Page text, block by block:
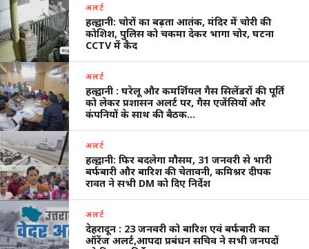
अलर्ट
हल्द्वानी: चोरों का बढ़ता आतंक, मंदिर में चोरी की
कोशिश, पुलिस को चकमा देकर भागा चोर, घटना
CCTV में कैद
अलर्ट
हल्द्वानी : घरेलू और कमर्शियल गैस सिलेंडरों की पूर्ति
को लेकर प्रशासन अलर्ट पर, गैस एजेंसियों और
कंपनियों के साथ की बैठक…
अलर्ट
हल्द्वानी: फिर बदलेगा मौसम, 31 जनवरी से भारी
बर्फबारी और बारिश की चेतावनी, कमिश्नर दीपक
रावत ने सभी DM को दिए निर्देश
अलर्ट
देहरादून : 23 जनवरी को बारिश एवं बर्फबारी का
ऑरेंज अलर्ट,आपदा प्रबंधन सचिव ने सभी जनपदों